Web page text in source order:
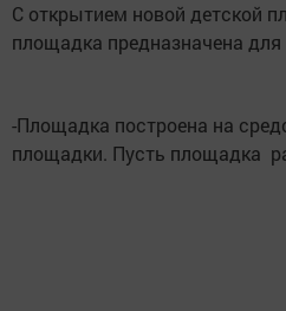
С открытием новой детской
площадка предназначена
-Площадка построена на
площадки. Пусть площадка